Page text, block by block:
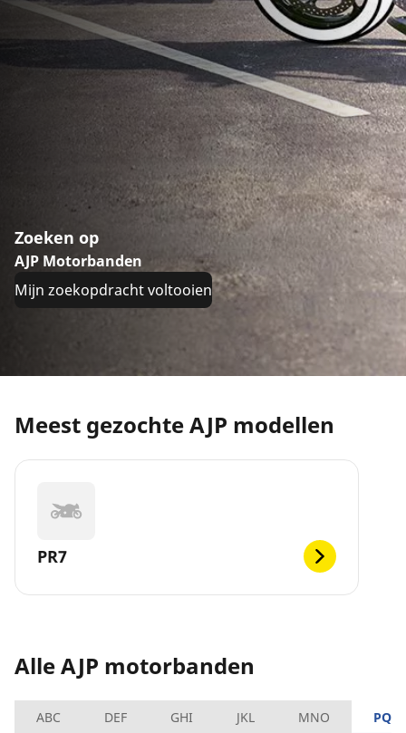
Zoeken op
AJP Motorbanden
Mijn zoekopdracht voltooien
Meest gezochte AJP modellen
PR7
Alle AJP motorbanden
ABC DEF GHI JKL MNO PQRS